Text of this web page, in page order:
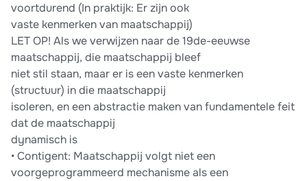
voortdurend (In praktijk: Er zijn ook
vaste kenmerken van maatschappij)
LET OP! Als we verwijzen naar de 19de-eeuwse
maatschappij, die maatschappij bleef
niet stil staan, maar er is een vaste kenmerken
(structuur) in die maatschappij
isoleren, en een abstractie maken van fundamentele feit
dat de maatschappij
dynamisch is
• Contigent: Maatschappij volgt niet een
voorgeprogrammeerd mechanisme als een